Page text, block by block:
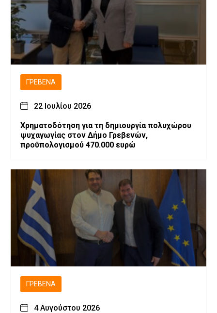
ΓΡΕΒΕΝΆ
22 Ιουλίου 2026
Χρηματοδότηση για τη δημιουργία πολυχώρου
ψυχαγωγίας στον Δήμο Γρεβενών,
προϋπολογισμού 470.000 ευρώ
ΓΡΕΒΕΝΆ
4 Αυγούστου 2026